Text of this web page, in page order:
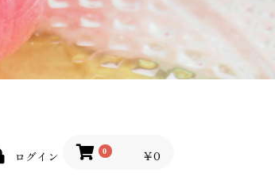
ログイン 0 ￥0